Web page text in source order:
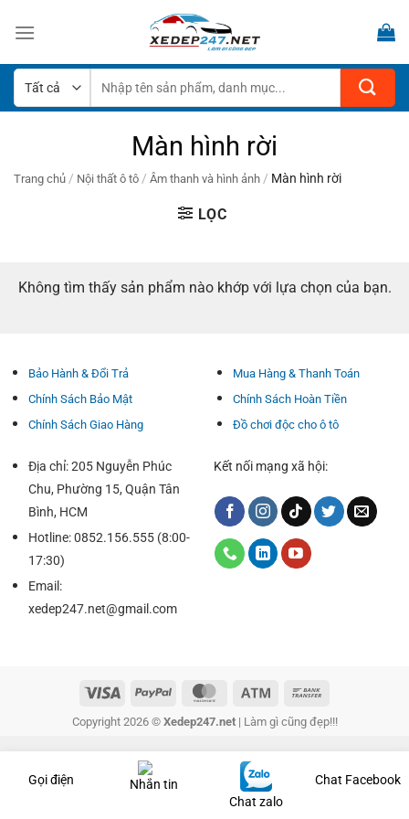
qua
dung
kiếm:
Màn hình rời
Trang chủ / Nội thất ô tô / Âm thanh và hình ảnh / Màn hình rời
LỌC
Không tìm thấy sản phẩm nào khớp với lựa chọn của bạn.
Bảo Hành & Đổi Trả
Chính Sách Bảo Mật
Chính Sách Giao Hàng
Mua Hàng & Thanh Toán
Chính Sách Hoàn Tiền
Đồ chơi độc cho ô tô
Địa chỉ: 205 Nguyễn Phúc
Chu, Phường 15, Quận Tân
Bình, HCM
Hotline: 0852.156.555 (8:00-
17:30)
Email:
xedep247.net@gmail.com
Kết nối mạng xã hội:
Copyright 2026 © Xedep247.net| Làm gì cũng đẹp!!!
Gọi điện
Nhắn tin
Chat zalo
Chat Facebook